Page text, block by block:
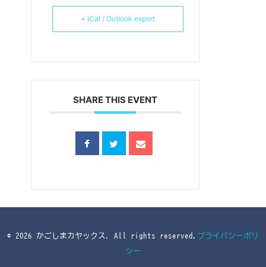
+ iCal / Outlook export
SHARE THIS EVENT
© 2026 かごしまカヤックス. All rights reserved. プライバシーポリ
シー